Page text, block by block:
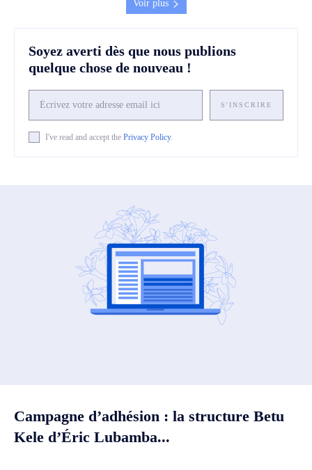
Voir plus
Soyez averti dès que nous publions
quelque chose de nouveau !
S'INSCRIRE
I've read and accept the Privacy Policy.
Campagne d’adhésion : la structure Betu
Kele d’Éric Lubamba...